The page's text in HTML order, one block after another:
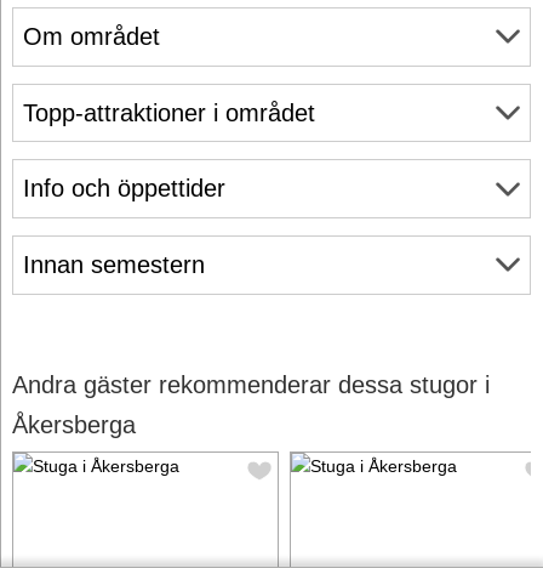
Om området
Info och öppettider
Innan semestern
Topp-attraktioner i området
Andra gäster rekommenderar dessa stugor i
Åkersberga